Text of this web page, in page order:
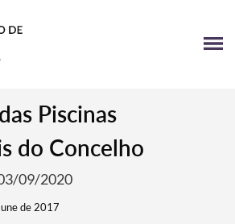
Piscinas
do Concelho
09/2020
de 2017